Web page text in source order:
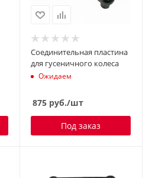
Соединительная пластина
для гусеничного колеса
Ожидаем
875руб./шт
Под заказ